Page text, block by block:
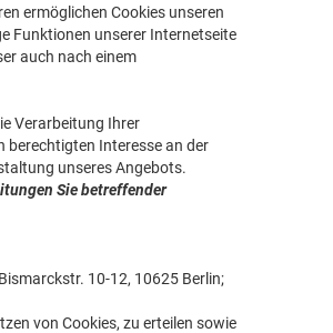
ermöglichen Cookies unseren
Funktionen unserer Internetseite
auch nach einem
Verarbeitung Ihrer
berechtigten Interesse an der
unseres Angebots.
Sie betreffender
10-12, 10625 Berlin;
von Cookies, zu erteilen sowie